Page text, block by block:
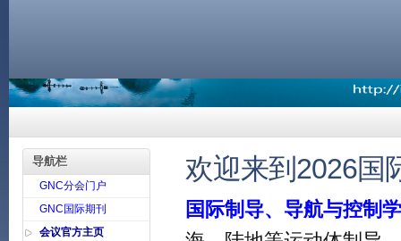
导航栏
GNC分会门户
GNC国际期刊
会议官方主页
欢迎来到2026国
国际制导、导航与控制